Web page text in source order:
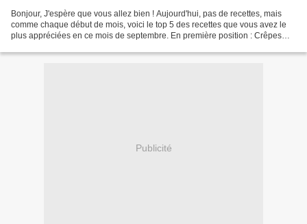
Bonjour, J'espère que vous allez bien ! Aujourd'hui, pas de recettes, mais
comme chaque début de mois, voici le top 5 des recettes que vous avez le
plus appréciées en ce mois de septembre. En première position : Crêpes
Publicité